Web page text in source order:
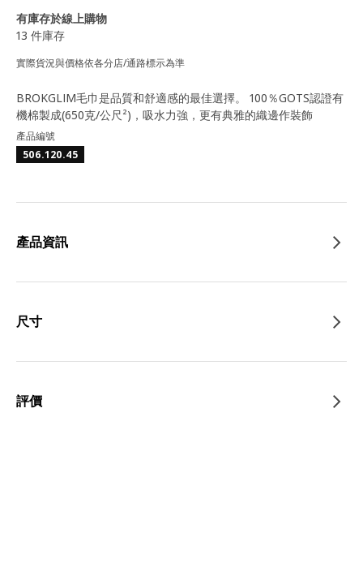
有庫存於線上購物
13 件庫存
實際貨況與價格依各分店/通路標示為準
BROKGLIM毛巾是品質和舒適感的最佳選擇。 100％GOTS認證有
機棉製成(650克/公尺²)，吸水力強，更有典雅的織邊作裝飾
產品編號
506.120.45
產品資訊
尺寸
評價